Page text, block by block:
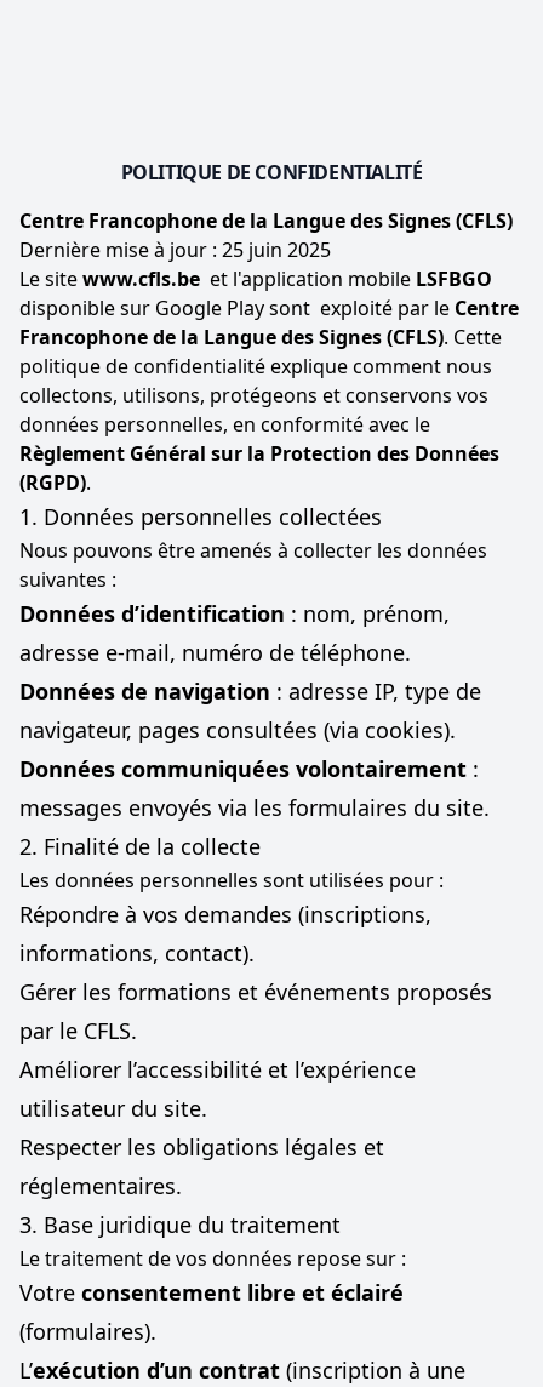
POLITIQUE DE CONFIDENTIALITÉ
Centre Francophone de la Langue des Signes (CFLS)
Dernière mise à jour : 25 juin 2025
Le sitewww.cfls.be et l'application mobile LSFBGO
disponible sur Google Play sont exploité par le Centre
Francophone de la Langue des Signes (CFLS). Cette
politique de confidentialité explique comment nous
collectons, utilisons, protégeons et conservons vos
données personnelles, en conformité avec le
Règlement Général sur la Protection des Données
(RGPD).
1. Données personnelles collectées
Nous pouvons être amenés à collecter les données
suivantes :
Données d’identification : nom, prénom,
adresse e-mail, numéro de téléphone.
Données de navigation : adresse IP, type de
navigateur, pages consultées (via cookies).
Données communiquées volontairement :
messages envoyés via les formulaires du site.
2. Finalité de la collecte
Les données personnelles sont utilisées pour :
Répondre à vos demandes (inscriptions,
informations, contact).
Gérer les formations et événements proposés
par le CFLS.
Améliorer l’accessibilité et l’expérience
utilisateur du site.
Respecter les obligations légales et
réglementaires.
3. Base juridique du traitement
Le traitement de vos données repose sur :
Votre consentement libre et éclairé
(formulaires).
L’exécution d’un contrat (inscription à une